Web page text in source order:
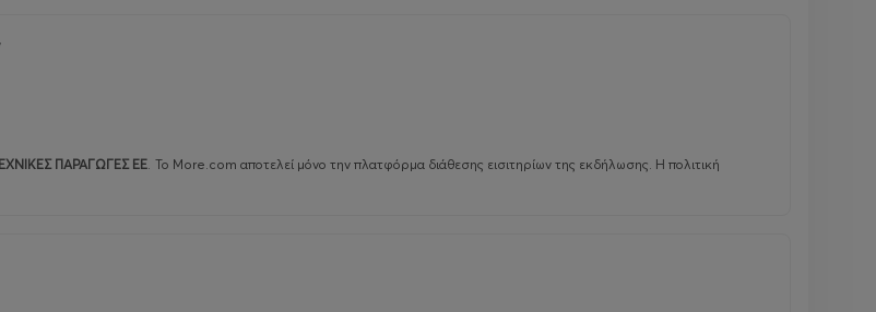
ΠΑΡΑΓΩΓΕΣ ΕΕ. Το More.com αποτελεί μόνο την πλατφόρμα διάθεσης εισιτηρίων της εκδήλωσης. Η πολιτική